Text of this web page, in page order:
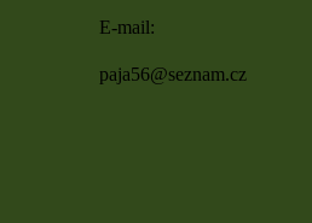
E-mail:
paja56@seznam.cz